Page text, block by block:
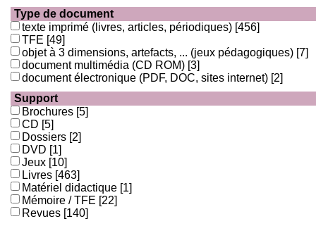
Type de document
texte imprimé (livres, articles, périodiques) [456]
TFE [49]
objet à 3 dimensions, artefacts, ... (jeux pédagogiques) [7]
document multimédia (CD ROM) [3]
document électronique (PDF, DOC, sites internet) [2]
Support
Brochures [5]
CD [5]
Dossiers [2]
DVD [1]
Jeux [10]
Livres [463]
Matériel didactique [1]
Mémoire / TFE [22]
Revues [140]